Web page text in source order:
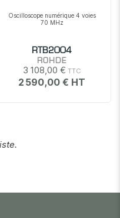
Oscilloscope numérique 4 voies
70 MHz
RTB2004
ROHDE
3 108,00 €
2 590,00 €